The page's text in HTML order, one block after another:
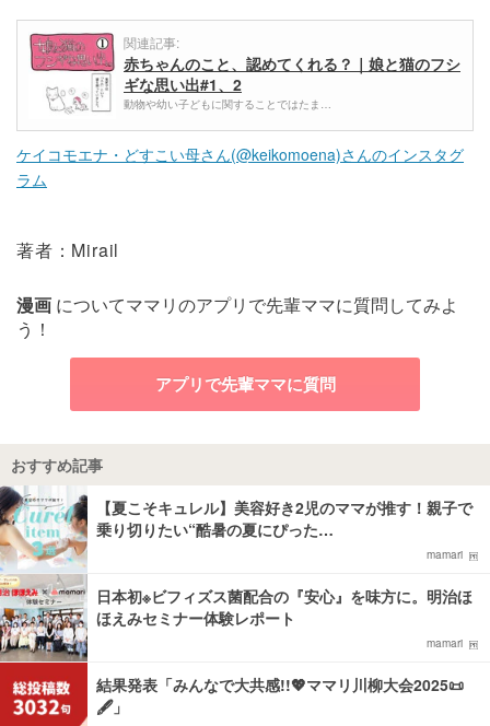
関連記事:
赤ちゃんのこと、認めてくれる？｜娘と猫のフシ
ギな思い出#1、2
動物や幼い子どもに関することではたま…
ケイコモエナ・どすこい母さん(@keikomoena)さんのインスタグ
ラム
著者：Mirail
漫画 についてママリのアプリで先輩ママに質問してみよ
う！
アプリで先輩ママに質問
おすすめ記事
【夏こそキュレル】美容好き2児のママが推す！親子で
乗り切りたい“酷暑の夏にぴった…
mamari
日本初※ビフィズス菌配合の『安心』を味方に。明治ほ
ほえみセミナー体験レポート
mamari
結果発表「みんなで大共感!!💖ママリ川柳大会2025📜
🖋️」